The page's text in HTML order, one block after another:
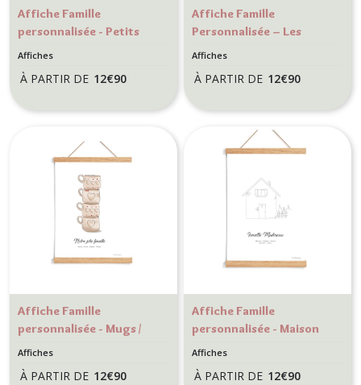
Affiche Famille
personnalisée - Petits
bols - Décoration murale
Affiches
À PARTIR DE 12€90
Affiche Famille
Personnalisée – Les
Chaises Bleues de Nice
Affiches
À PARTIR DE 12€90
Affiche Famille
personnalisée - Mugs /
tasse coeur - Décoration
Affiches
À PARTIR DE 12€90
Affiche Famille
personnalisée - Maison
de famille - Décoration
Affiches
À PARTIR DE 12€90